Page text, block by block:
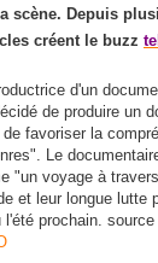
scène. Depuis
créent le buzz
d'un
de produire un
favoriser la
Le
"un voyage à
et leur longue lutte
l'été prochain.